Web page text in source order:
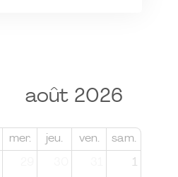
août 2026
mer. jeu. ven. sam.
1